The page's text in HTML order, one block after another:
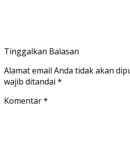
Tinggalkan Balasan
Alamat email Anda tidak akan
wajib ditandai *
Komentar*